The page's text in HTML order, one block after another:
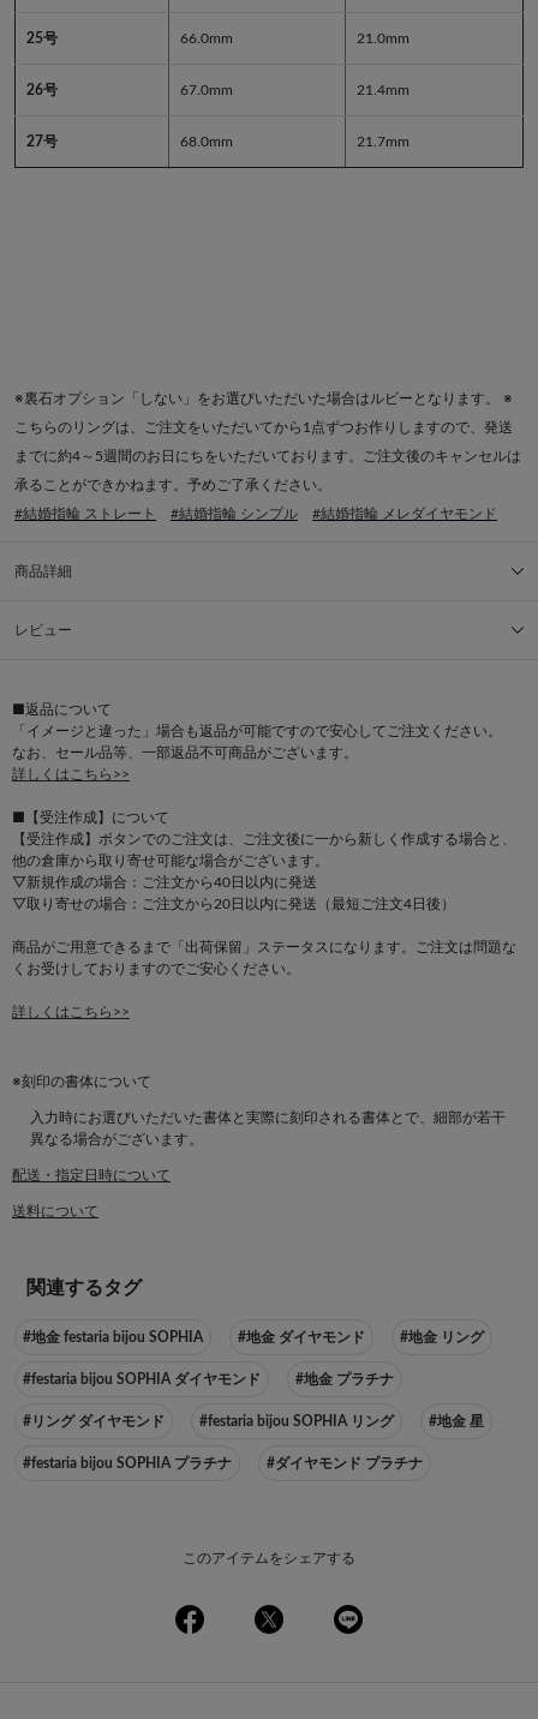
25号 66.0mm 21.0mm
26号 67.0mm 21.4mm
27号 68.0mm 21.7mm
※裏石オプション「しない」をお選びいただいた場合はルビーとなります。 ※
こちらのリングは、ご注文をいただいてから1点ずつお作りしますので、発送
までに約4～5週間のお日にちをいただいております。ご注文後のキャンセルは
承ることができかねます。予めご了承ください。
#結婚指輪 ストレート
#結婚指輪 シンプル #結婚指輪 メレダイヤモンド
商品詳細
レビュー
■返品について
「イメージと違った」場合も返品が可能ですので安心してご注文ください。
なお、セール品等、一部返品不可商品がございます。
詳しくはこちら>>
■【受注作成】について
【受注作成】ボタンでのご注文は、ご注文後に一から新しく作成する場合と、
他の倉庫から取り寄せ可能な場合がございます。
▽新規作成の場合：ご注文から40日以内に発送
▽取り寄せの場合：ご注文から20日以内に発送（最短ご注文4日後）
商品がご用意できるまで「出荷保留」ステータスになります。ご注文は問題な
くお受けしておりますのでご安心ください。
詳しくはこちら>>
※刻印の書体について
入力時にお選びいただいた書体と実際に刻印される書体とで、細部が若干
異なる場合がございます。
配送・指定日時について
送料について
関連するタグ
#地金 festaria bijou SOPHIA #地金 ダイヤモンド #地金 リング
#festaria bijou SOPHIA ダイヤモンド #地金 プラチナ
#リング ダイヤモンド #festaria bijou SOPHIA リング #地金 星
#festaria bijou SOPHIA プラチナ #ダイヤモンド プラチナ
このアイテムをシェアする